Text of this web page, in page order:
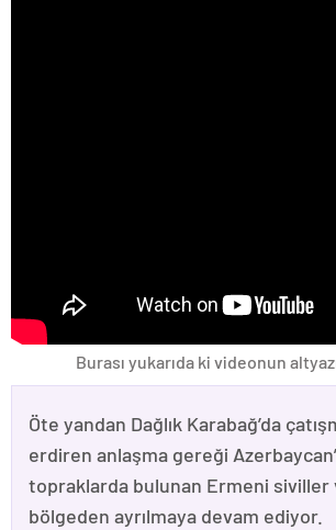
Burası yukarıda ki videonun
Öte yandan Dağlık Karabağ’da
erdiren anlaşma gereği
topraklarda bulunan Ermeni siviller
bölgeden ayrılmaya devam ediyor.